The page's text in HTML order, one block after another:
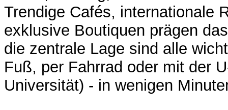
Trendige Cafés, internationale
exklusive Boutiquen prägen
die zentrale Lage sind alle
Fuß, per Fahrrad oder mit der
Universität) - in wenigen